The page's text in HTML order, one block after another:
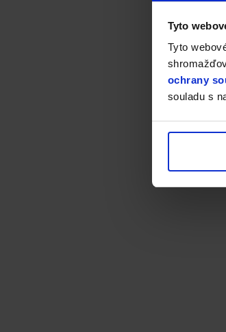
Tyto
Tyto
ochrany
souladu s